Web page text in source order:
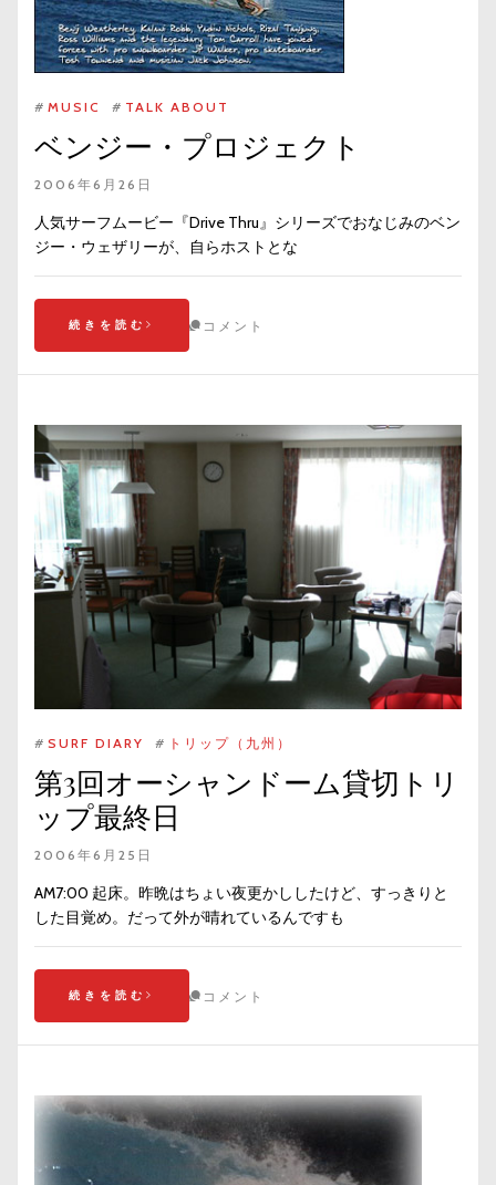
# MUSIC # TALK ABOUT
ベンジー・プロジェクト
2006年6月26日
人気サーフムービー『Drive Thru』シリーズでおなじみのベン
ジー・ウェザリーが、自らホストとな
続きを読む コメント
# SURF DIARY # トリップ（九州）
第3回オーシャンドーム貸切トリ
ップ最終日
2006年6月25日
AM7:00 起床。昨晩はちょい夜更かししたけど、すっきりと
した目覚め。だって外が晴れているんですも
続きを読む コメント